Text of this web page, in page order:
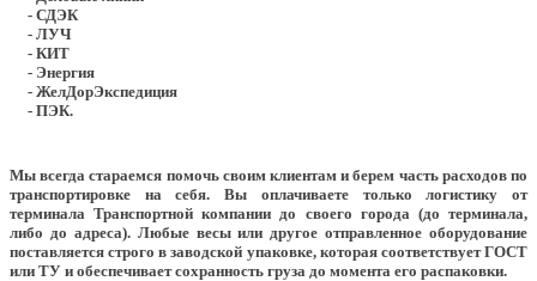
- СДЭК
- ЛУЧ
- КИТ
- Энергия
- ЖелДорЭкспедиция
- ПЭК.
Мы всегда стараемся помочь своим клиентам и берем часть расходов по
транспортировке на себя. Вы оплачиваете только логистику от
терминала Транспортной компании до своего города (до терминала,
либо до адреса). Любые весы или другое отправленное оборудование
поставляется строго в заводской упаковке, которая соответствует ГОСТ
или ТУ и обеспечивает сохранность груза до момента его распаковки.